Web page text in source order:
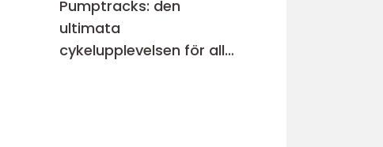
Pumptracks: den
ultimata
cykelupplevelsen för alla